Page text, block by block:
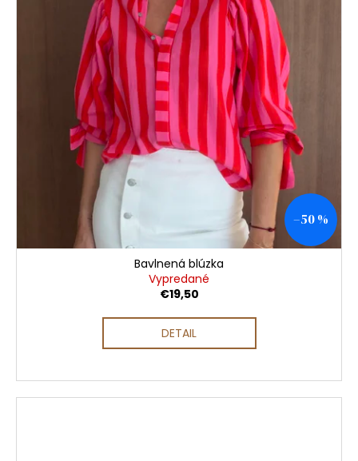
–50 %
Bavlnená blúzka
Vypredané
€19,50
DETAIL